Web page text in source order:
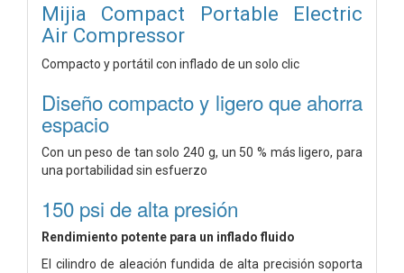
Mijia Compact Portable Electric
Air Compressor
Compacto y portátil con inflado de un solo clic
Diseño compacto y ligero que ahorra
espacio
Con un peso de tan solo 240 g, un 50 % más ligero, para
una portabilidad sin esfuerzo
150 psi de alta presión
Rendimiento potente para un inflado fluido
El cilindro de aleación fundida de alta precisión soporta